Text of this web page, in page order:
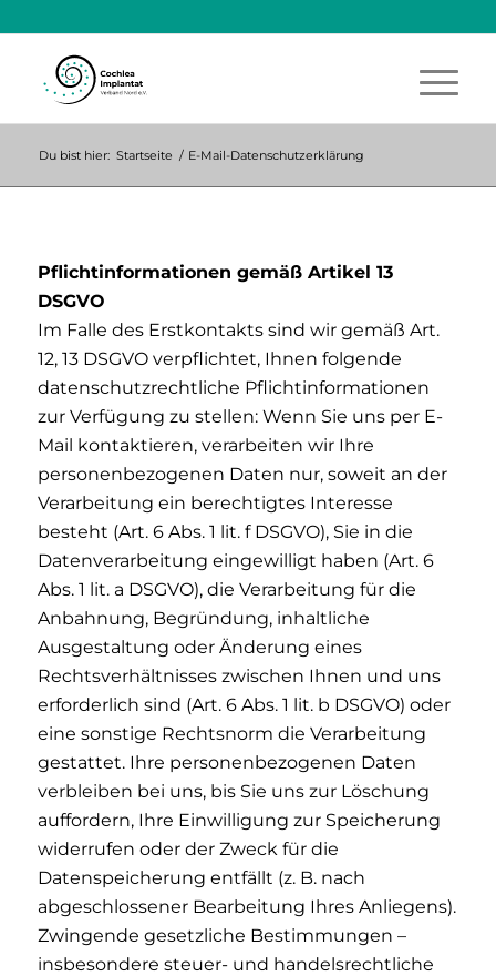
Du bist hier: Startseite / E-Mail-Datenschutzerklärung
Pflichtinformationen gemäß Artikel 13
DSGVO
Im Falle des Erstkontakts sind wir gemäß Art.
12, 13 DSGVO verpflichtet, Ihnen folgende
datenschutzrechtliche Pflichtinformationen
zur Verfügung zu stellen: Wenn Sie uns per E-
Mail kontaktieren, verarbeiten wir Ihre
personenbezogenen Daten nur, soweit an der
Verarbeitung ein berechtigtes Interesse
besteht (Art. 6 Abs. 1 lit. f DSGVO), Sie in die
Datenverarbeitung eingewilligt haben (Art. 6
Abs. 1 lit. a DSGVO), die Verarbeitung für die
Anbahnung, Begründung, inhaltliche
Ausgestaltung oder Änderung eines
Rechtsverhältnisses zwischen Ihnen und uns
erforderlich sind (Art. 6 Abs. 1 lit. b DSGVO) oder
eine sonstige Rechtsnorm die Verarbeitung
gestattet. Ihre personenbezogenen Daten
verbleiben bei uns, bis Sie uns zur Löschung
auffordern, Ihre Einwilligung zur Speicherung
widerrufen oder der Zweck für die
Datenspeicherung entfällt (z. B. nach
abgeschlossener Bearbeitung Ihres Anliegens).
Zwingende gesetzliche Bestimmungen –
insbesondere steuer- und handelsrechtliche